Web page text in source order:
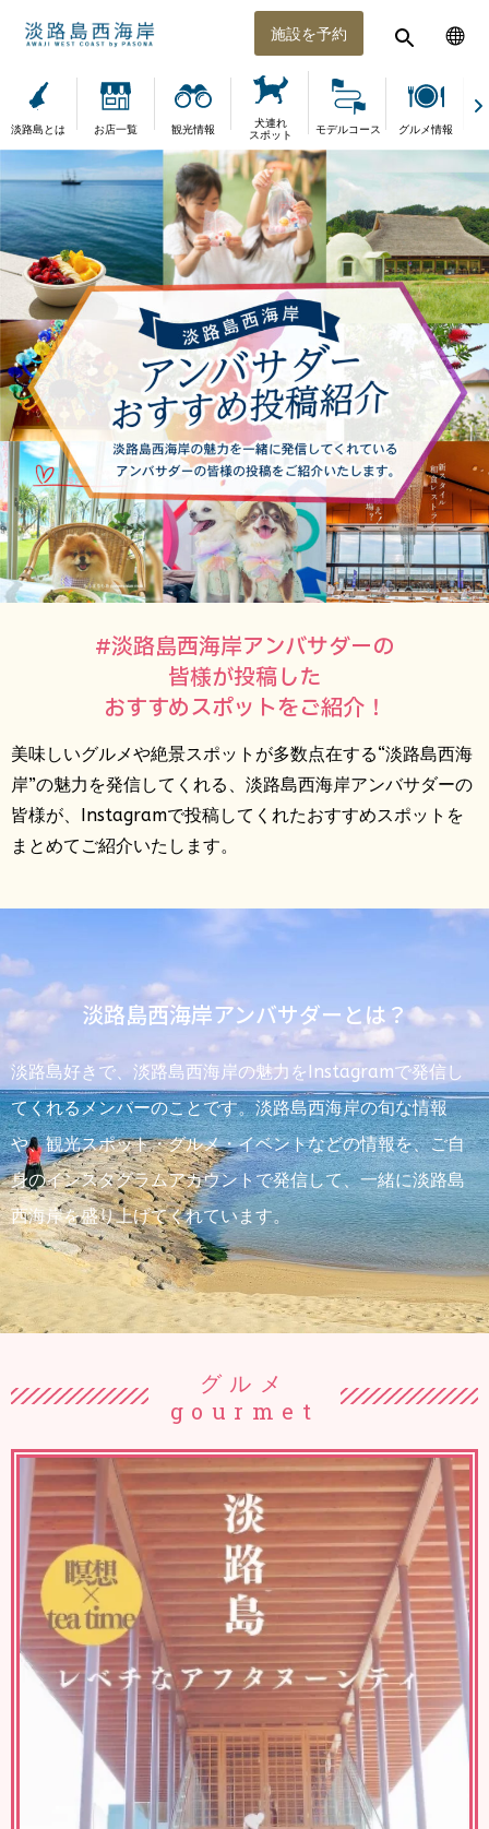
施設を予約
淡路島とは お店一覧 観光情報
犬連れ
スポット
モデルコース グルメ情報
#淡路島西海岸アンバサダーの
皆様が投稿した
おすすめスポットをご紹介！
美味しいグルメや絶景スポットが多数点在する“淡路島西海
岸”の魅力を発信してくれる、淡路島西海岸アンバサダーの
皆様が、Instagramで投稿してくれたおすすめスポットを
まとめてご紹介いたします。
淡路島西海岸アンバサダーとは？
淡路島好きで、淡路島西海岸の魅力をInstagramで発信し
てくれるメンバーのことです。淡路島西海岸の旬な情報
や、観光スポット・グルメ・イベントなどの情報を、ご自
身のインスタグラムアカウントで発信して、一緒に淡路島
西海岸を盛り上げてくれています。
グルメ
gourmet